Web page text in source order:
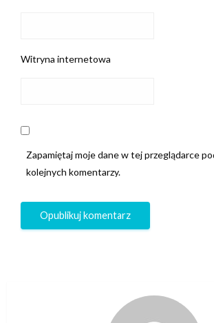
Witryna internetowa
Zapamiętaj moje dane w tej przeglądarce
kolejnych komentarzy.